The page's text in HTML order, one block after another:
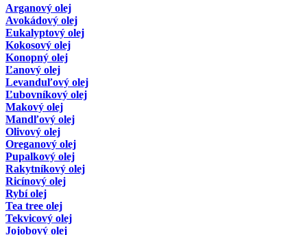
Arganový olej
Avokádový olej
Eukalyptový olej
Kokosový olej
Konopný olej
Ľanový olej
Levanduľový olej
Ľubovníkový olej
Makový olej
Mandľový olej
Olivový olej
Oreganový olej
Pupalkový olej
Rakytníkový olej
Ricínový olej
Rybí olej
Tea tree olej
Tekvicový olej
Jojobový olej